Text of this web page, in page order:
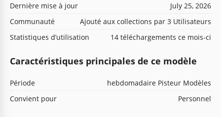
Dernière mise à jour
July 25, 2026
Communauté
Ajouté aux collections par 3 Utilisateurs
Statistiques d’utilisation
14 téléchargements ce mois-ci
Caractéristiques principales de ce modèle
Période
hebdomadaire Pisteur Modèles
Convient pour
Personnel